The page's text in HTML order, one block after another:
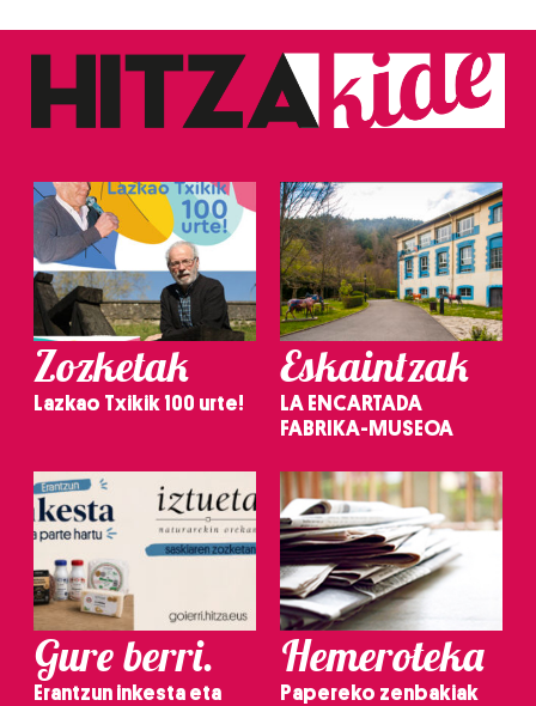
Zozketak
Lazkao Txikik 100 urte!
Eskaintzak
LA ENCARTADA
FABRIKA-MUSEOA
Gure berri.
Erantzun inkesta eta
Hemeroteka
Papereko zenbakiak